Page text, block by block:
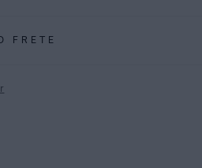
de palmeira.
abrir mão da sofisticação garantida
FRETE